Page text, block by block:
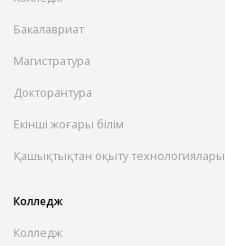
Бакалавриат
Магистратура
Докторантура
Екінші жоғары білім
Қашықтықтан оқыту технологиялары
Колледж
Колледж